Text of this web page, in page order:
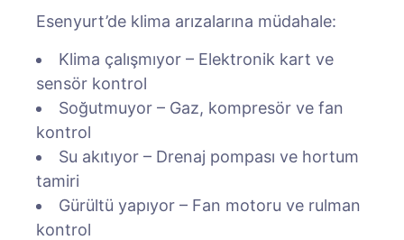
Esenyurt’de klima arızalarına müdahale:
Klima çalışmıyor – Elektronik kart ve
sensör kontrol
Soğutmuyor – Gaz, kompresör ve fan
kontrol
Su akıtıyor – Drenaj pompası ve hortum
tamiri
Gürültü yapıyor – Fan motoru ve rulman
kontrol